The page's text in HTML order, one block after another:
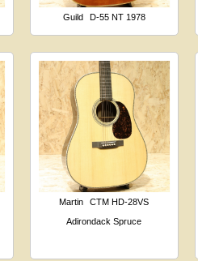
Guild D-55 NT 1978
Martin
CTM HD-28VS
Adirondack Spruce